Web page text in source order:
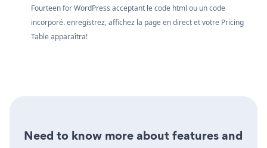
Fourteen for WordPress acceptant le code html ou un code
incorporé. enregistrez, affichez la page en direct et votre Pricing
Table apparaîtra!
Need to know more about features and